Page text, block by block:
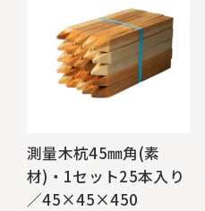
測量木杭45㎜角(素
材)・1セット25本入り
／45×45×450